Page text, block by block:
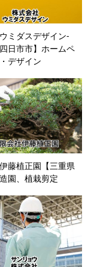
ミダスデザイン-
四日市市】ホームペ
デザイン
藤植正園【三重県
園、植栽剪定